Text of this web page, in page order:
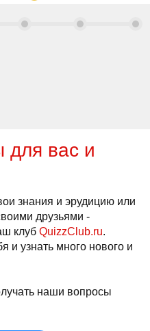
для вас и
знания и эрудицию или
друзьями -
клуб QuizzClub.ru.
и узнать много нового и
наши вопросы